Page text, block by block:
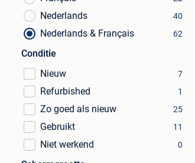
Nederlands 40
Nederlands & Français 62
Conditie
Nieuw
7
Refurbished 1
Zo goed als nieuw 25
Gebruikt 11
Niet werkend 0